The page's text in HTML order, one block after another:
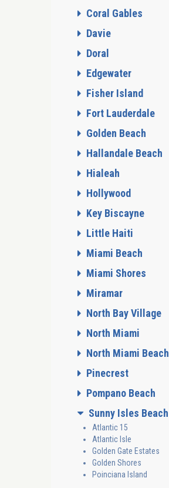
Coral Gables
Davie
Doral
Edgewater
Fisher Island
Fort Lauderdale
Golden Beach
Hallandale Beach
Hialeah
Hollywood
Key Biscayne
Little Haiti
Miami Beach
Miami Shores
Miramar
North Bay Village
North Miami
North Miami Beach
Pinecrest
Pompano Beach
Sunny Isles Beach
Atlantic 15
Atlantic Isle
Golden Gate Estates
Golden Shores
Poinciana Island